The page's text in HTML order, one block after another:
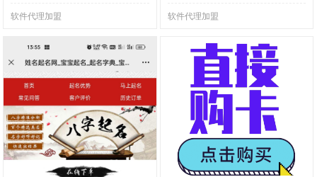
软件代理加盟 软件代理加盟